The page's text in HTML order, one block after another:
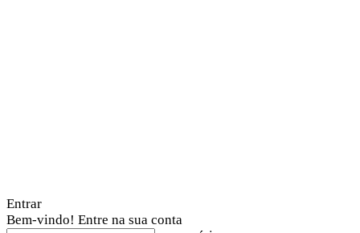
Entrar
Bem-vindo! Entre na sua conta